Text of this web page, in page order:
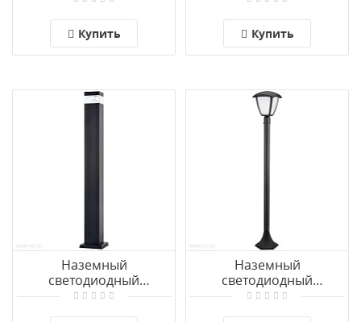
Купить Купить
Наземный
светодиодный
светильник Arte Lamp
Наземный
светодиодный
светильник Arte Lamp